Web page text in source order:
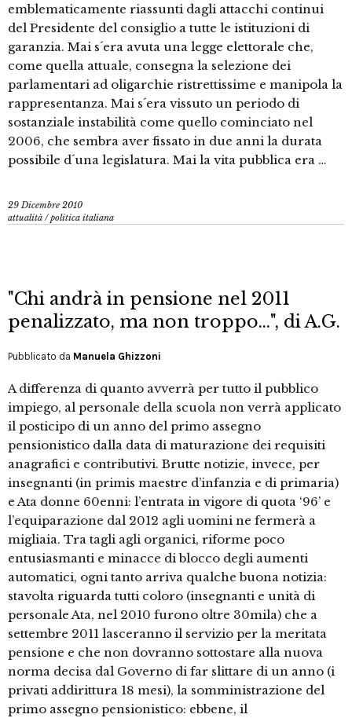
emblematicamente riassunti dagli attacchi continui
del Presidente del consiglio a tutte le istituzioni di
garanzia. Mai s´era avuta una legge elettorale che,
come quella attuale, consegna la selezione dei
parlamentari ad oligarchie ristrettissime e manipola la
rappresentanza. Mai s´era vissuto un periodo di
sostanziale instabilità come quello cominciato nel
2006, che sembra aver fissato in due anni la durata
possibile d´una legislatura. Mai la vita pubblica era …
29 Dicembre 2010
attualità /politica italiana
"Chi andrà in pensione nel 2011
penalizzato, ma non troppo…", di A.G.
Pubblicato da Manuela Ghizzoni
A differenza di quanto avverrà per tutto il pubblico
impiego, al personale della scuola non verrà applicato
il posticipo di un anno del primo assegno
pensionistico dalla data di maturazione dei requisiti
anagrafici e contributivi. Brutte notizie, invece, per
insegnanti (in primis maestre d’infanzia e di primaria)
e Ata donne 60enni: l’entrata in vigore di quota ‘96’ e
l’equiparazione dal 2012 agli uomini ne fermerà a
migliaia. Tra tagli agli organici, riforme poco
entusiasmanti e minacce di blocco degli aumenti
automatici, ogni tanto arriva qualche buona notizia:
stavolta riguarda tutti coloro (insegnanti e unità di
personale Ata, nel 2010 furono oltre 30mila) che a
settembre 2011 lasceranno il servizio per la meritata
pensione e che non dovranno sottostare alla nuova
norma decisa dal Governo di far slittare di un anno (i
privati addirittura 18 mesi), la somministrazione del
primo assegno pensionistico: ebbene, il